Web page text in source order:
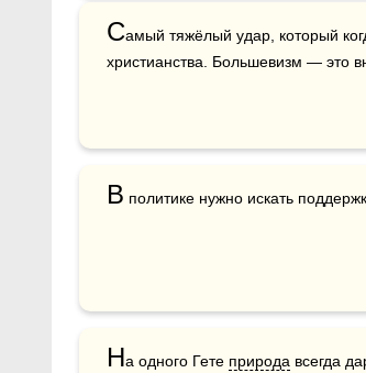
Самый тяжёлый удар, который
христианства. Большевизм — это
В политике нужно искать
На одного Гете природа всегда